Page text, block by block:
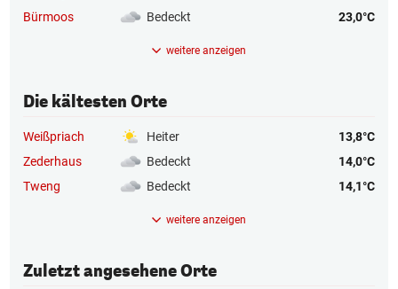
Bürmoos
Bedeckt 23,0°C
weitere anzeigen
Die kältesten Orte
Weißpriach Heiter
13,8°C
Zederhaus
Bedeckt
14,0°C
Tweng
Bedeckt 14,1°C
weitere anzeigen
Zuletzt angesehene Orte